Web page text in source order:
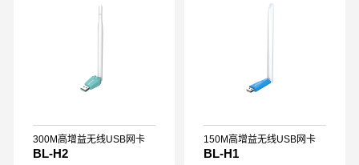
300M高增益无线USB网卡
BL-H2
150M高增益无线USB网卡
BL-H1